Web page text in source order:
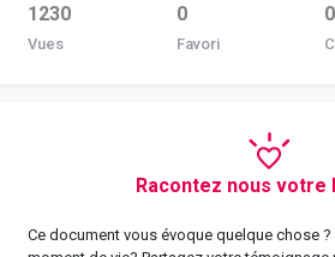
1230
Vues
0
Favori
0
Racontez nous votre
Ce document vous évoque quelque chose ?